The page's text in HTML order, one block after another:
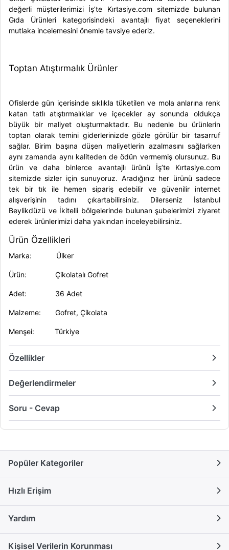
değerli müşterilerimizi İş’te Kırtasiye.com sitemizde bulunan
Gıda Ürünleri kategorisindeki avantajlı fiyat seçeneklerini
mutlaka incelemesini önemle tavsiye ederiz.
Toptan Atıştırmalık Ürünler
Ofislerde gün içerisinde sıklıkla tüketilen ve mola anlarına renk
katan tatlı atıştırmalıklar ve içecekler ay sonunda oldukça
büyük bir maliyet oluşturmaktadır. Bu nedenle bu ürünlerin
toptan olarak temini giderlerinizde gözle görülür bir tasarruf
sağlar. Birim başına düşen maliyetlerin azalmasını sağlarken
aynı zamanda aynı kaliteden de ödün vermemiş olursunuz. Bu
ürün ve daha binlerce avantajlı ürünü İş’te Kırtasiye.com
sitemizde sizler için sunuyoruz. Aradığınız her ürünü sadece
tek bir tık ile hemen sipariş edebilir ve güvenilir internet
alışverişinin tadını çıkartabilirsiniz. Dilerseniz İstanbul
Beylikdüzü ve İkitelli bölgelerinde bulunan şubelerimizi ziyaret
ederek ürünlerimizi daha yakından inceleyebilirsiniz.
Ürün Özellikleri
Marka: Ülker
Ürün: Çikolatalı Gofret
Adet: 36 Adet
Malzeme: Gofret, Çikolata
Menşei: Türkiye
Özellikler
Değerlendirmeler
Soru - Cevap
Popüler Kategoriler
Hızlı Erişim
Yardım
Kişisel Verilerin Korunması